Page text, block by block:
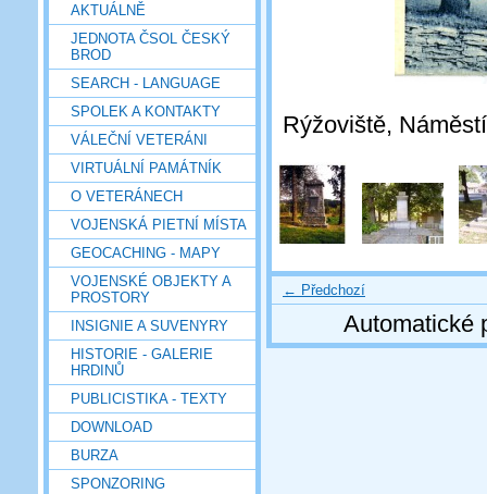
AKTUÁLNĚ
JEDNOTA ČSOL ČESKÝ
BROD
SEARCH - LANGUAGE
SPOLEK A KONTAKTY
VÁLEČNÍ VETERÁNI
VIRTUÁLNÍ PAMÁTNÍK
O VETERÁNECH
VOJENSKÁ PIETNÍ MÍSTA
GEOCACHING - MAPY
VOJENSKÉ OBJEKTY A
PROSTORY
INSIGNIE A SUVENYRY
HISTORIE - GALERIE
HRDINŮ
PUBLICISTIKA - TEXTY
DOWNLOAD
BURZA
SPONZORING
Rýžoviště,
← Předchozí
Automatické